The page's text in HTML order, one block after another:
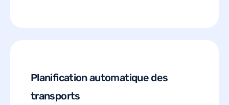
Planification automatique des
transports